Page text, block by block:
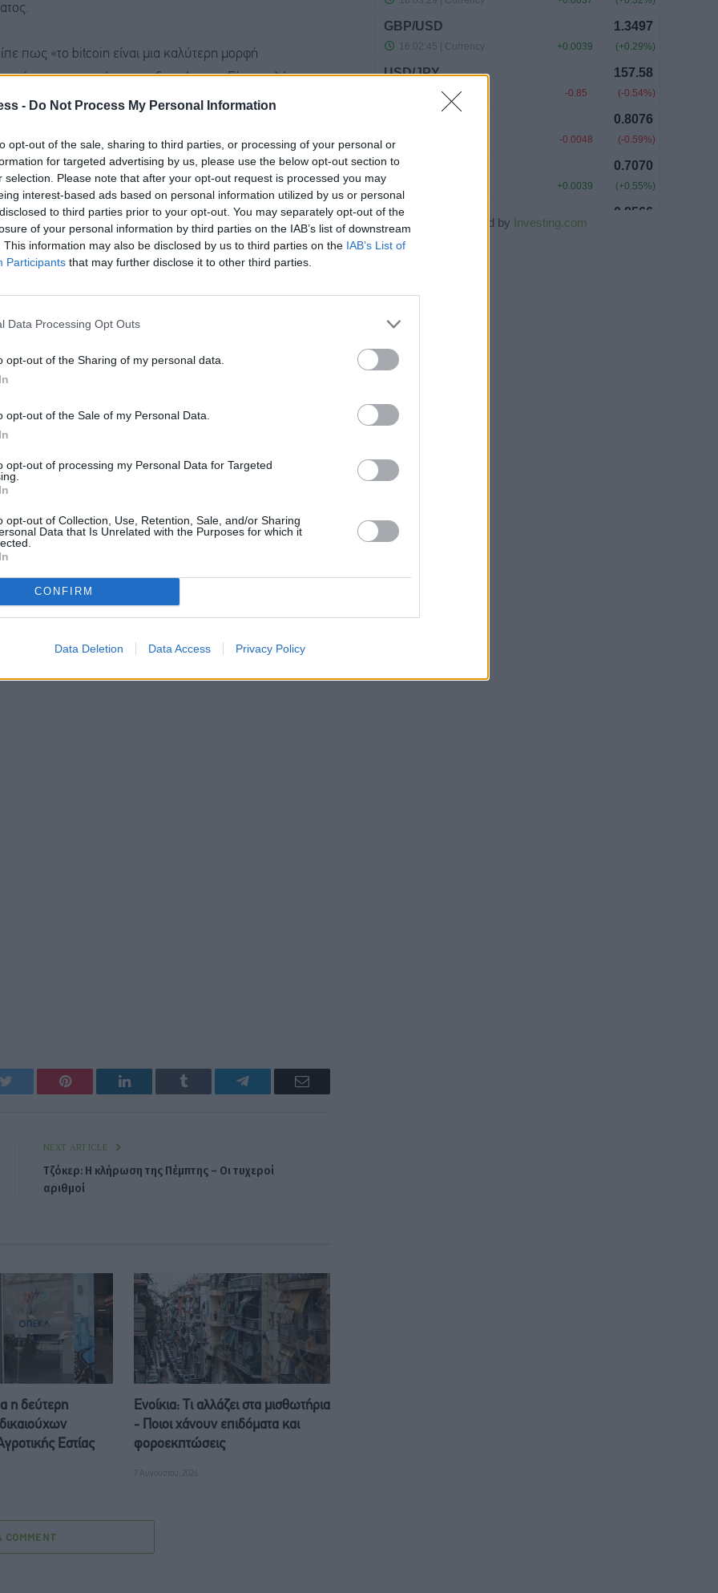
- Do Not Process My Personal Information
opt-out of the sale, sharing to third parties, or processing of your personal or
for targeted advertising by us, please use the below opt-out section to
selection. Please note that after your opt-out request is processed you may
interest-based ads based on personal information utilized by us or personal
to third parties prior to your opt-out. You may separately opt-out of the
of your personal information by third parties on the IAB’s list of downstream
This information may also be disclosed by us to third parties on the IAB’s List of
Participants that may further disclose it to other third parties.
Data Processing Opt Outs
opt-out of the Sharing of my personal data.
opt-out of the Sale of my Personal Data.
opt-out of processing my Personal Data for Targeted
opt-out of Collection, Use, Retention, Sale, and/or Sharing
Data that Is Unrelated with the Purposes for which it
CONFIRM
Data Deletion Data Access Privacy Policy
πως «το bitcoin είναι μια καλύτερη μορφή
είναι πιο φορητό και πιο διαιρέσιμο. «Είναι απλά
από το νόμισμα».
όλο και περισσότερο νόμισμα για να
νόμισμα, το οποίο δε χαρακτηρίζεται από
παραμένει πολύτιμο.
Αλλά μακροπρόθεσμα, η διόρθωση της
συνεχίσει τελικά να αυξάνεται, ισχυρίστηκε, από
δολάρια.
bitcoin ήταν 1,8 τρισεκατομμύρια δολάρια όταν
σύμφωνα με τον ίδιο, θα αυξηθεί περισσότερο
νομισματική μονάδα, υποστήριξε. Τότε, η
τα 120-150 τρισεκατομμύρια δολάρια, όπως
10 χρόνια από τον 30ετή κύκλο υιοθέτησης
Pinterest LinkedIn Tumblr Telegram Email
NEXT ARTICLE
Τζόκερ: Η κλήρωση της Πέμπτης – Οι τυχεροί
αριθμοί
η δεύτερη
Εστίας
Ενοίκια: Τι αλλάζει στα μισθωτήρια
- Ποιοι χάνουν επιδόματα και
φοροεκπτώσεις
7 Αυγούστου, 2026
COMMENT
Powered by Investing.com